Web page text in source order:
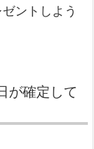
ントしよう
が確定して